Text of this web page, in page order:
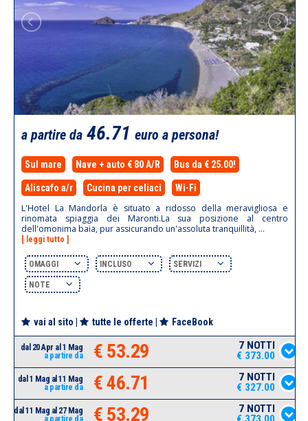
a partire da 46.71 euro a persona!
Sul mare Nave + auto € 80 A/R Bus da € 25.00!
Aliscafo a/r Cucina per celiaci Wi-Fi
L'Hotel La Mandorla è situato a ridosso della meravigliosa e
rinomata spiaggia dei Maronti.La sua posizione al centro
dell'omonima baia, pur assicurando un'assoluta tranquillità, ...
[ leggi tutto ]
OMAGGI INCLUSO SERVIZI
NOTE
vai al sito | tutte le offerte | FaceBook
dal 20 Apr al 1 Mag
a partire da
€ 53.29
7 NOTTI
€ 373.00
dal 1 Mag al 11 Mag
a partire da
€ 46.71
7 NOTTI
€ 327.00
dal 11 Mag al 27 Mag
a partire da
€ 53.29
7 NOTTI